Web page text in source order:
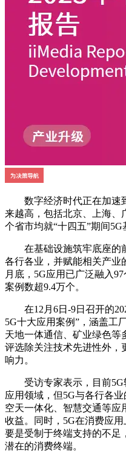
数字经济时代正在加速
来越高，包括北京、上海、
个省市均就“十四五”期间5G
在基础设施筑牢底座的
各行各业，并赋能相关产业
月底，5G应用已广泛融入
案例数超9.4万个。
在12月6日-9日召开的
5G十大应用案例”，涵盖工
天地一体通信、矿业绿色等
评选除关注技术先进性外，
响力。
受访专家表示，目前5G
应用领域，但5G与各行各
空天一体化、智慧交通等应
收益。同时，5G在消费应
要是受制于终端支持的不足
潜在的消费终端。